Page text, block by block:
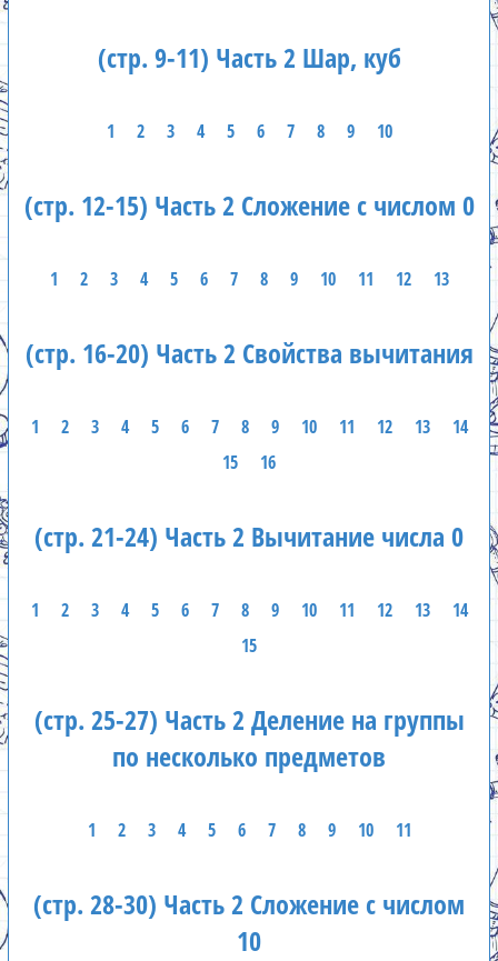
(стр. 9-11) Часть 2 Шар, куб
1 2 3 4 5 6 7 8 9 10
(стр. 12-15) Часть 2 Сложение с числом 0
1 2 3 4 5 6 7 8 9 10 11 12 13
(стр. 16-20) Часть 2 Свойства вычитания
1 2 3 4 5 6 7 8 9 10 11 12 13
14
15
16
(стр. 21-24) Часть 2 Вычитание числа 0
1 2 3 4 5 6 7 8 9 10 11 12 13
14
15
(стр. 25-27) Часть 2 Деление на группы
по несколько предметов
1 2 3 4 5 6 7 8 9 10 11
(стр. 28-30) Часть 2 Сложение с числом
10